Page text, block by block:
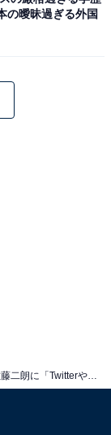
の曖昧過ぎる外国